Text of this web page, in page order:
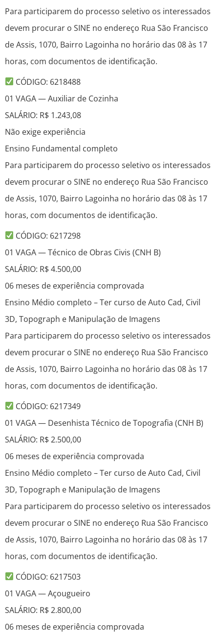
Para participarem do processo seletivo os interessados
devem procurar o SINE no endereço Rua São Francisco
de Assis, 1070, Bairro Lagoinha no horário das 08 às 17
horas, com documentos de identificação.
CÓDIGO: 6218488
01 VAGA — Auxiliar de Cozinha
SALÁRIO: R$ 1.243,08
Não exige experiência
Ensino Fundamental completo
Para participarem do processo seletivo os interessados
devem procurar o SINE no endereço Rua São Francisco
de Assis, 1070, Bairro Lagoinha no horário das 08 às 17
horas, com documentos de identificação.
CÓDIGO: 6217298
01 VAGA — Técnico de Obras Civis (CNH B)
SALÁRIO: R$ 4.500,00
06 meses de experiência comprovada
Ensino Médio completo – Ter curso de Auto Cad, Civil
3D, Topograph e Manipulação de Imagens
Para participarem do processo seletivo os interessados
devem procurar o SINE no endereço Rua São Francisco
de Assis, 1070, Bairro Lagoinha no horário das 08 às 17
horas, com documentos de identificação.
CÓDIGO: 6217349
01 VAGA — Desenhista Técnico de Topografia (CNH B)
SALÁRIO: R$ 2.500,00
06 meses de experiência comprovada
Ensino Médio completo – Ter curso de Auto Cad, Civil
3D, Topograph e Manipulação de Imagens
Para participarem do processo seletivo os interessados
devem procurar o SINE no endereço Rua São Francisco
de Assis, 1070, Bairro Lagoinha no horário das 08 às 17
horas, com documentos de identificação.
CÓDIGO: 6217503
01 VAGA — Açougueiro
SALÁRIO: R$ 2.800,00
06 meses de experiência comprovada